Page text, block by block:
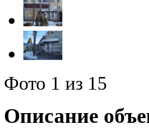
Фото 1 из 15
Описание